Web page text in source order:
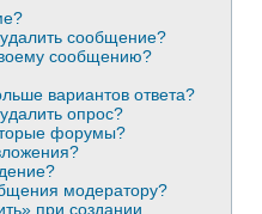
сообщение?
сообщению?
вариантов ответа?
опрос?
форумы?
модератору?
при создании